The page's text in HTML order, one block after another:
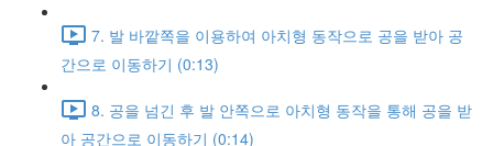
7. 발 바깥쪽을 이용하여 아치형 동작으로 공을 받아 공
간으로 이동하기 (0:13)
8. 공을 넘긴 후 발 안쪽으로 아치형 동작을 통해 공을 받
아 공간으로 이동하기 (0:14)